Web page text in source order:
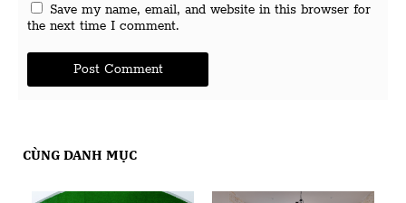
Save my name, email, and website in this browser for
the next time I comment.
CÙNG DANH MỤC